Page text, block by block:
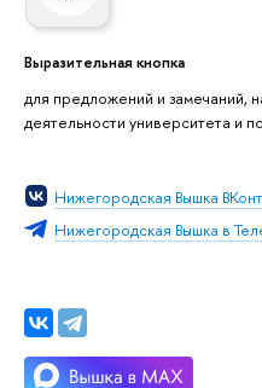
Выразительная кнопка
для предложений и замечаний,
деятельности университета и
Нижегородская Вышка
Нижегородская Вышка в